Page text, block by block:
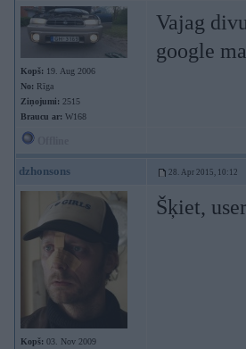
Kopš: 19. Aug 2006
No: Rīga
Ziņojumi: 2515
Braucu ar: W168
Vajag
google
dzhonsons 28. Apr 2015, 10:12
Kopš: 03. Nov 2009
Šķiet,